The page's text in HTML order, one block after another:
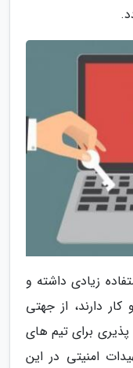
زیادی داشته و
دارند، از جهتی
برای تیم های
امنیتی در این